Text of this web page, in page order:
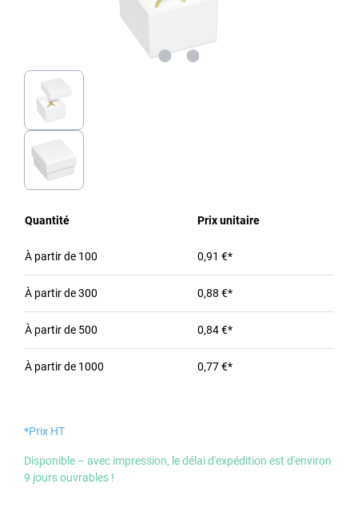
Quantité Prix unitaire
À partir de 100 0,91 €*
À partir de300 0,88 €*
À partir de 500 0,84 €*
À partir de 1000 0,77 €*
*Prix HT
Disponible – avec impression, le délai d'expédition est d'environ
9 jours ouvrables !